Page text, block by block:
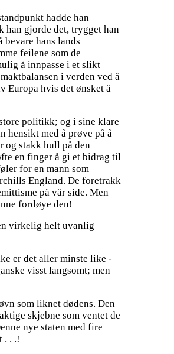
hadde han
han gjorde det, trygget han
hans lands
feilene som de
å innpasse i et slikt
i verden ved å
Europa hvis det ønsket å
politikk; og i sine klare
hensikt med å prøve på å
og stakk hull på den
en finger å gi et bidrag til
for en mann som
England. De foretrakk
på vår side. Men
fordøye den!
virkelig helt uvanlig
er det aller minste like -
visst langsomt; men
som liknet dødens. Den
skjebne som ventet de
nye staten med fire
. . .!